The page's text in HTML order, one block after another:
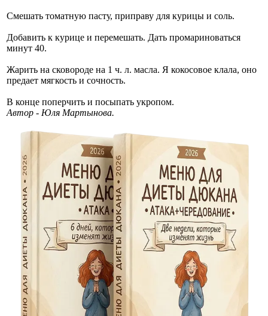
Смешать томатную пасту, приправу для курицы и соль.
Добавить к курице и перемешать. Дать промариноваться
минут 40.
Жарить на сковороде на 1 ч. л. масла. Я кокосовое клала, оно
предает мягкость и сочность.
В конце поперчить и посыпать укропом.
Автор - Юля Мартынова.